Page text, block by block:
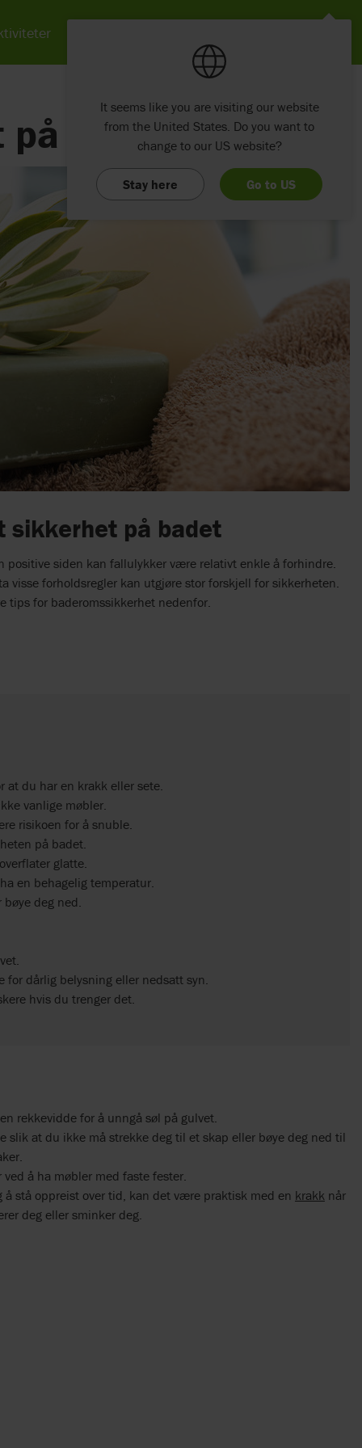
på badet
sikkerhet på badet
positive siden kan fallulykker være relativt enkle å forhindre.
visse forholdsregler kan utgjøre stor forskjell for sikkerheten.
tips for baderomssikkerhet nedenfor.
at du har en krakk eller sete.
vanlige møbler.
risikoen for å snuble.
på badet.
glatte.
en behagelig temperatur.
deg ned.
for dårlig belysning eller nedsatt syn.
hvis du trenger det.
rekkevidde for å unngå søl på gulvet.
slik at du ikke må strekke deg til et skap eller bøye deg ned til
å ha møbler med faste fester.
å stå oppreist over tid, kan det være praktisk med en krakknår
deg eller sminker deg.
It seems like you are visiting our website
from the United States. Do you want to
change to our US website?
Stay here Go to US